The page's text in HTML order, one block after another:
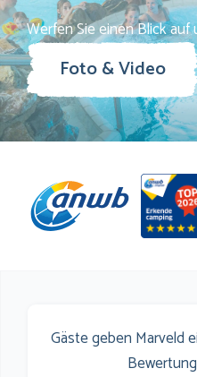
Stadt*
E-Mail Adresse*
Telefon Nummer
Werfen Sie einen Blick auf
Foto & Video
Gäste geben Marveld